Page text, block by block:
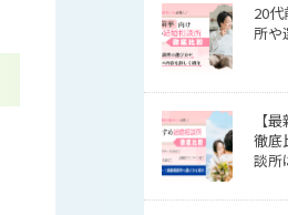
20
所や
【
徹底
談所